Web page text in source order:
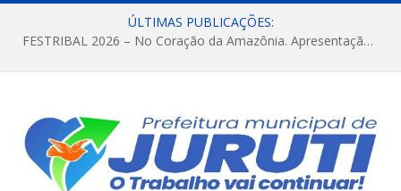
ÚLTIMAS PUBLICAÇÕES:
FESTRIBAL 2026 – No Coração da Amazônia. Apresentação da Munduruku.